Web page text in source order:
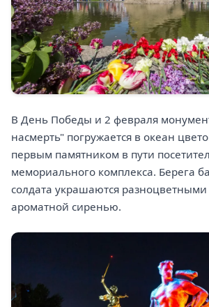
В День Победы и 2 февраля
насмерть" погружается в океан
первым памятником в пути
мемориального комплекса. Берега
солдата украшаются
ароматной сиренью.